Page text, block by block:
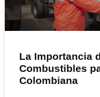
La Importancia
Combustibles
Colombiana